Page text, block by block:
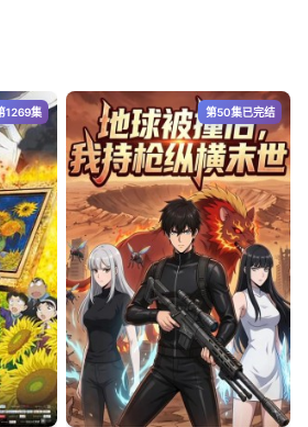
1269集 第50集已完结